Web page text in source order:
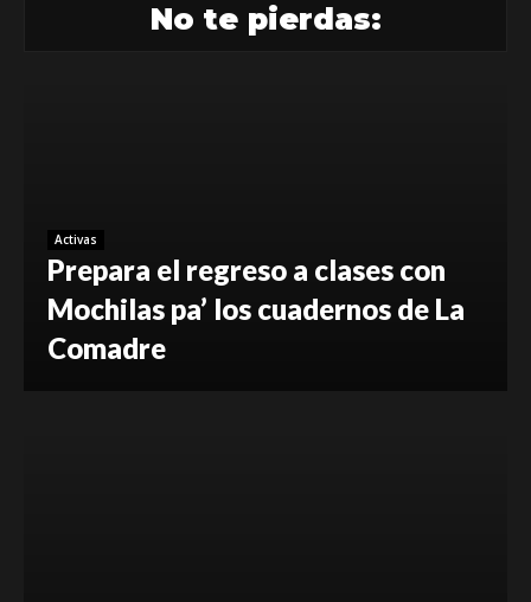
No te pierdas:
Activas
Prepara el regreso a clases con
Mochilas pa’ los cuadernos de La
Comadre